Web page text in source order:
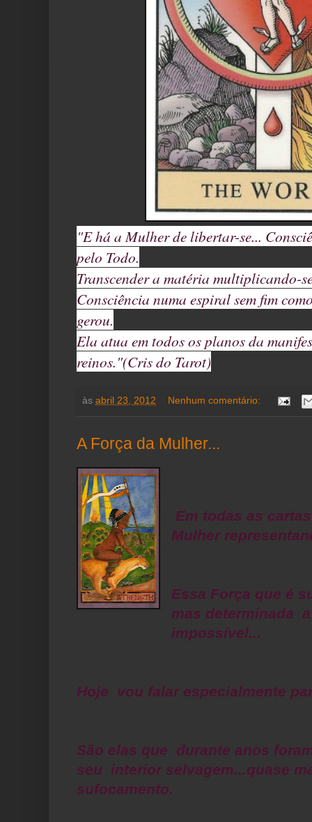
"E há a Mulher de libertar-se...
pelo Todo.
Transcender a matéria multiplicando-
Consciência numa espiral sem fim
gerou.
Ela atua em todos os planos da
reinos."(Cris do Tarot)
às abril 23, 2012 Nenhum comentário:
A Força da Mulher...
Em todas as
Mulher
Essa Força que é
mas determinada
impossível...
Hoje vou falar especialmente
São elas que durante anos
seu interior selvagem...quase
sufocamento.